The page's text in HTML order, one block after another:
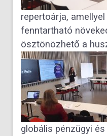
repertoárja,
fenntartható
ösztönözhető a
globális pénzügyi